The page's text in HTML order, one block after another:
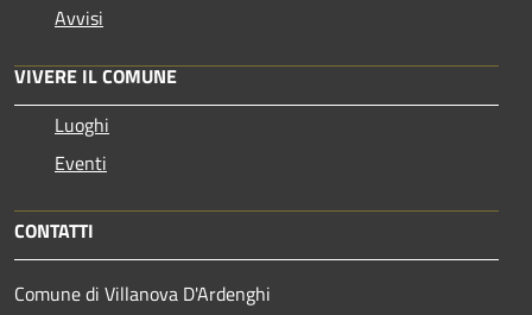
Avvisi
VIVERE IL COMUNE
Luoghi
Eventi
CONTATTI
Comune di Villanova D'Ardenghi